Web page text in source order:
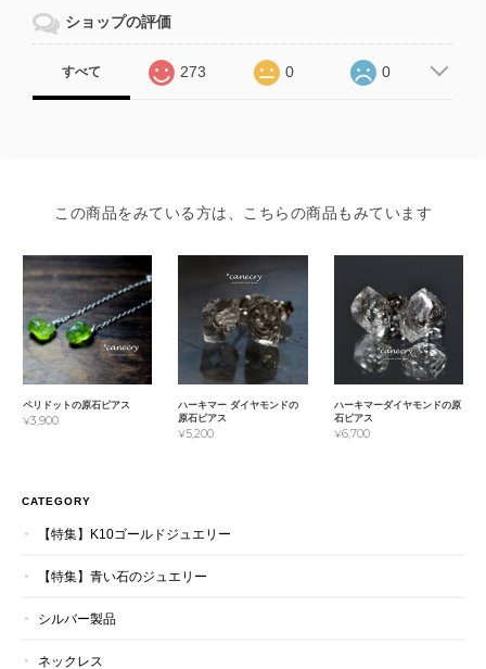
ショップの評価
すべて 273 0 0
この商品をみている方は、こちらの商品もみています
ペリドットの原石ピアス
¥3,900
ハーキマー ダイヤモンドの
原石ピアス
¥5,200
ハーキマーダイヤモンドの原
石ピアス
¥6,700
CATEGORY
【特集】K10ゴールドジュエリー
【特集】青い石のジュエリー
シルバー製品
ネックレス